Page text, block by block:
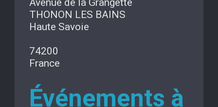
Avenue de la Grangette
THONON LES BAINS
Haute Savoie
74200
France
Événements à